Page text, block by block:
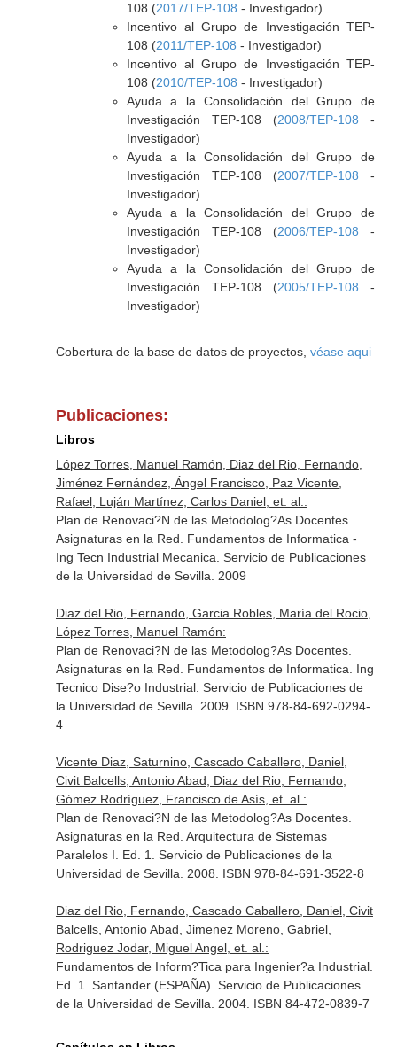
108 (2017/TEP-108 - Investigador)
Incentivo al Grupo de Investigación TEP-
108 (2011/TEP-108 - Investigador)
Incentivo al Grupo de Investigación TEP-
108 (2010/TEP-108 - Investigador)
Ayuda a la Consolidación del Grupo de
Investigación TEP-108 (2008/TEP-108 -
Investigador)
Ayuda a la Consolidación del Grupo de
Investigación TEP-108 (2007/TEP-108 -
Investigador)
Ayuda a la Consolidación del Grupo de
Investigación TEP-108 (2006/TEP-108 -
Investigador)
Ayuda a la Consolidación del Grupo de
Investigación TEP-108 (2005/TEP-108 -
Investigador)
Cobertura de la base de datos de proyectos, véase aqui
Publicaciones:
Libros
López Torres, Manuel Ramón, Diaz del Rio, Fernando,
Jiménez Fernández, Ángel Francisco, Paz Vicente,
Rafael, Luján Martínez, Carlos Daniel, et. al.:
Plan de Renovaci?N de las Metodolog?As Docentes.
Asignaturas en la Red. Fundamentos de Informatica -
Ing Tecn Industrial Mecanica. Servicio de Publicaciones
de la Universidad de Sevilla. 2009
Diaz del Rio, Fernando, Garcia Robles, María del Rocio,
López Torres, Manuel Ramón:
Plan de Renovaci?N de las Metodolog?As Docentes.
Asignaturas en la Red. Fundamentos de Informatica. Ing
Tecnico Dise?o Industrial. Servicio de Publicaciones de
la Universidad de Sevilla. 2009. ISBN 978-84-692-0294-
4
Vicente Diaz, Saturnino, Cascado Caballero, Daniel,
Civit Balcells, Antonio Abad, Diaz del Rio, Fernando,
Gómez Rodríguez, Francisco de Asís, et. al.:
Plan de Renovaci?N de las Metodolog?As Docentes.
Asignaturas en la Red. Arquitectura de Sistemas
Paralelos I. Ed. 1. Servicio de Publicaciones de la
Universidad de Sevilla. 2008. ISBN 978-84-691-3522-8
Diaz del Rio, Fernando, Cascado Caballero, Daniel, Civit
Balcells, Antonio Abad, Jimenez Moreno, Gabriel,
Rodriguez Jodar, Miguel Angel, et. al.:
Fundamentos de Inform?Tica para Ingenier?a Industrial.
Ed. 1. Santander (ESPAÑA). Servicio de Publicaciones
de la Universidad de Sevilla. 2004. ISBN 84-472-0839-7